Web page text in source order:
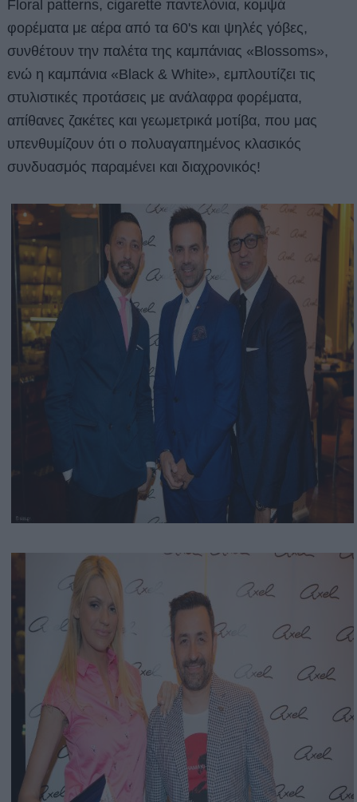
Floral patterns, cigarette παντελόνια, κομψά
φορέματα με αέρα από τα 60's και ψηλές γόβες,
συνθέτουν την παλέτα της καμπάνιας «Blossoms»,
ενώ η καμπάνια «Black & White», εμπλουτίζει τις
στυλιστικές προτάσεις με ανάλαφρα φορέματα,
απίθανες ζακέτες και γεωμετρικά μοτίβα, που μας
υπενθυμίζουν ότι ο πολυαγαπημένος κλασικός
συνδυασμός παραμένει και διαχρονικός!